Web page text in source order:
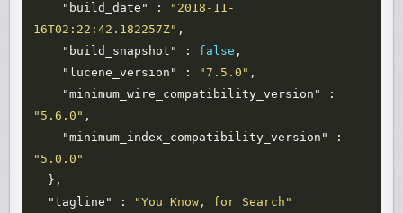
"build_date"
:
"2018-11-
16T02:22:42.182257Z" ,
"build_snapshot"
: false ,
"lucene_version"
: "7.5.0" ,
"minimum_wire_compatibility_version"
:
"5.6.0" ,
"minimum_index_compatibility_version"
:
"5.0.0"
},
"tagline"
:
"You Know, for Search"